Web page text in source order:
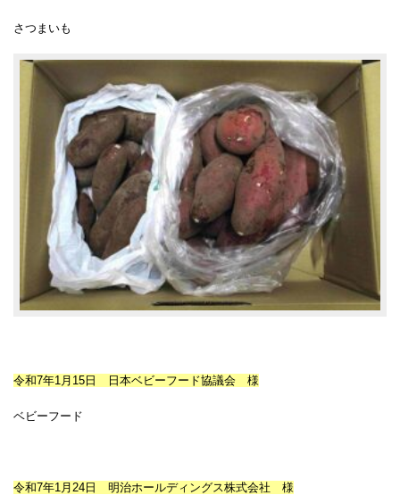
さつまいも
令和7年1月15日 日本ベビーフード協議会 様
ベビーフード
令和7年1月24日 明治ホールディングス株式会社 様